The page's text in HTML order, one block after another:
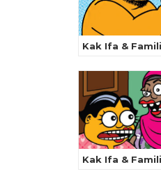
Kak Ifa &
Kak Ifa &